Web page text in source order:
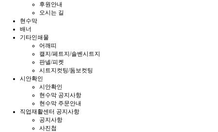
후원안내
오시는 길
현수막
배너
기타인쇄물
어깨띠
캘지/페트지/솔벤시트지
판넬/피켓
시트지컷팅/돔보컷팅
시안확인
시안확인
현수막 공지사항
현수막 주문안내
직업재활센터 공지사항
공지사항
사진첩